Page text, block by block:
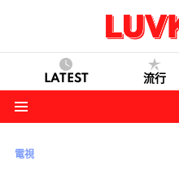
LATEST 流行
電視